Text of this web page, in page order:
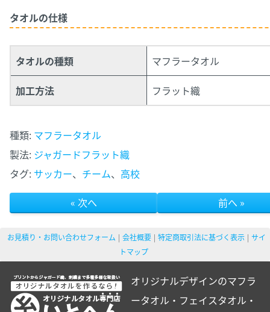
タオルの仕様
タオルの種類 マフラータオル
加工方法 フラット織
種類: マフラータオル
製法: ジャガードフラット織
タグ: サッカー、 チーム、 高校
« 次へ
前へ »
お見積り・お問い合わせフォーム 会社概要 特定商取引法に基づく表示
サイ
トマップ
オリジナルデザインのマフラ
ータオル・フェイスタオル・